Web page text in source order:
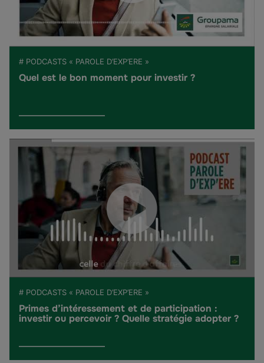
# PODCASTS « PAROLE D’EXP’ERE »
Quel est le bon moment pour investir ?
# PODCASTS « PAROLE D’EXP’ERE »
Primes d’intéressement et de participation :
investir ou percevoir ? Quelle stratégie adopter ?